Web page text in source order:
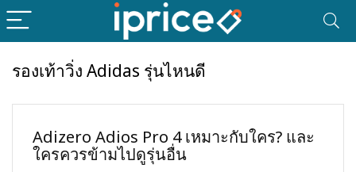
รองเท้าวิ่ง Adidas รุ่นไหนดี
Adizero Adios Pro 4 เหมาะกับใคร? และ
ใครควรข้ามไปดูรุ่นอื่น